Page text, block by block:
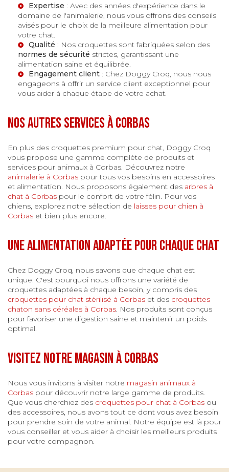
Expertise : Avec des années d'expérience dans le
domaine de l'animalerie, nous vous offrons des conseils
avisés pour le choix de la meilleure alimentation pour
votre chat.
Qualité : Nos croquettes sont fabriquées selon des
normes de sécurité strictes, garantissant une
alimentation saine et équilibrée.
Engagement client : Chez Doggy Croq, nous nous
engageons à offrir un service client exceptionnel pour
vous aider à chaque étape de votre achat.
Nos autres services à Corbas
En plus des croquettes premium pour chat, Doggy Croq
vous propose une gamme complète de produits et
services pour animaux à Corbas. Découvrez notre
animalerie à Corbas pour tous vos besoins en accessoires
et alimentation. Nous proposons également des arbres à
chat à Corbas pour le confort de votre félin. Pour vos
chiens, explorez notre sélection de laisses pour chien à
Corbas et bien plus encore.
Une alimentation adaptée pour chaque chat
Chez Doggy Croq, nous savons que chaque chat est
unique. C'est pourquoi nous offrons une variété de
croquettes adaptées à chaque besoin, y compris des
croquettes pour chat stérilisé à Corbas et des croquettes
chaton sans céréales à Corbas. Nos produits sont conçus
pour favoriser une digestion saine et maintenir un poids
optimal.
Visitez notre magasin à Corbas
Nous vous invitons à visiter notre magasin animaux à
Corbas pour découvrir notre large gamme de produits.
Que vous cherchiez des croquettes pour chat à Corbas ou
des accessoires, nous avons tout ce dont vous avez besoin
pour prendre soin de votre animal. Notre équipe est là pour
vous conseiller et vous aider à choisir les meilleurs produits
pour votre compagnon.